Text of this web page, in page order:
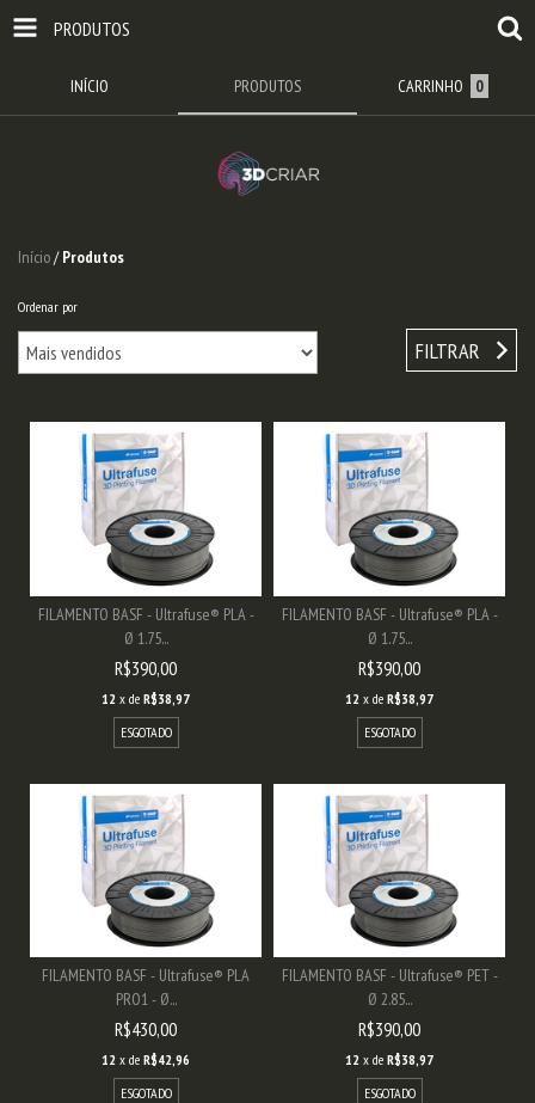
PRODUTOS
INÍCIO PRODUTOS CARRINHO 0
Início/ Produtos
Ordenar por
FILTRAR
FILAMENTO BASF - Ultrafuse® PLA -
Ø 1.75...
R$390,00
12 x de R$38,97
ESGOTADO
FILAMENTO BASF - Ultrafuse® PLA -
Ø 1.75...
R$390,00
12 x de R$38,97
ESGOTADO
FILAMENTO BASF - Ultrafuse® PLA
PRO1 - Ø...
R$430,00
12 x de R$42,96
ESGOTADO
FILAMENTO BASF - Ultrafuse® PET -
Ø 2.85...
R$390,00
12 x de R$38,97
ESGOTADO